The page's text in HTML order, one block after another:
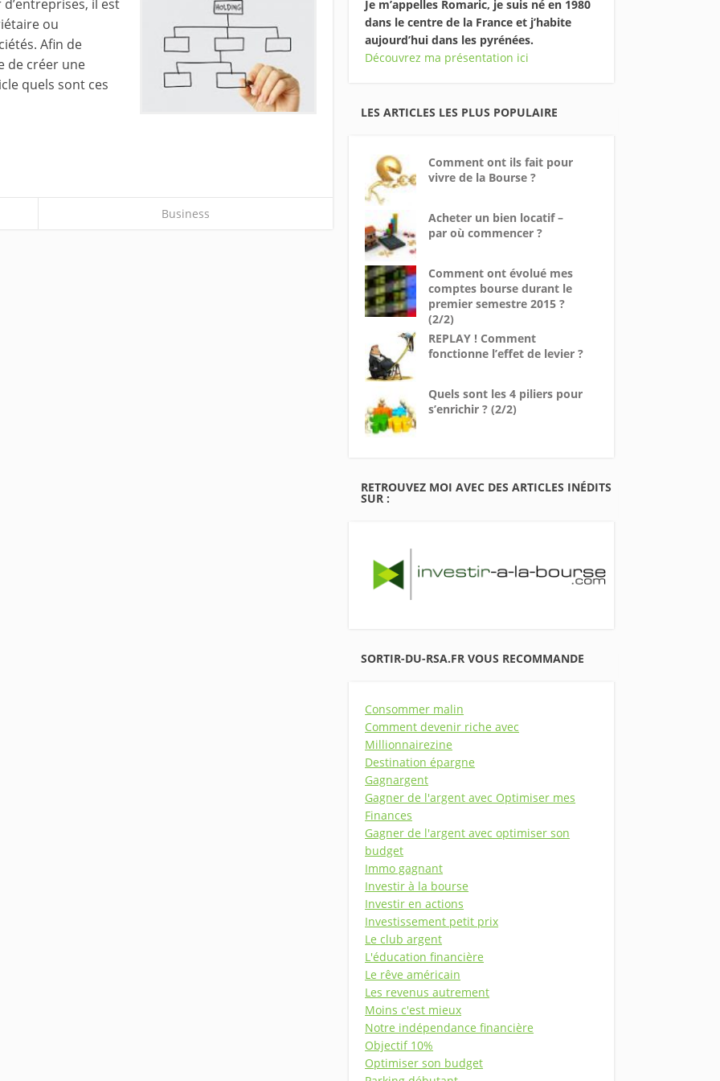
il est
ou
Afin de
de créer une
quels sont ces
Business
Je m’appelles Romaric, je suis né en 1980
dans le centre de la France et j’habite
aujourd’hui dans les pyrénées.
Découvrez ma présentation ici
LES ARTICLES LES PLUS POPULAIRE
Comment ont ils fait pour
vivre de la Bourse ?
Acheter un bien locatif –
par où commencer ?
Comment ont évolué mes
comptes bourse durant le
premier semestre 2015 ?
(2/2)
REPLAY ! Comment
fonctionne l’effet de levier ?
Quels sont les 4 piliers pour
s’enrichir ? (2/2)
RETROUVEZ MOI AVEC DES ARTICLES INÉDITS
SUR :
SORTIR-DU-RSA.FR VOUS RECOMMANDE
Consommer malin
Comment devenir riche avec
Millionnairezine
Destination épargne
Gagnargent
Gagner de l'argent avec Optimiser mes
Finances
Gagner de l'argent avec optimiser son
budget
Immo gagnant
Investir à la bourse
Investir en actions
Investissement petit prix
Le club argent
L'éducation financière
Le rêve américain
Les revenus autrement
Moins c'est mieux
Notre indépendance financière
Objectif 10%
Optimiser son budget